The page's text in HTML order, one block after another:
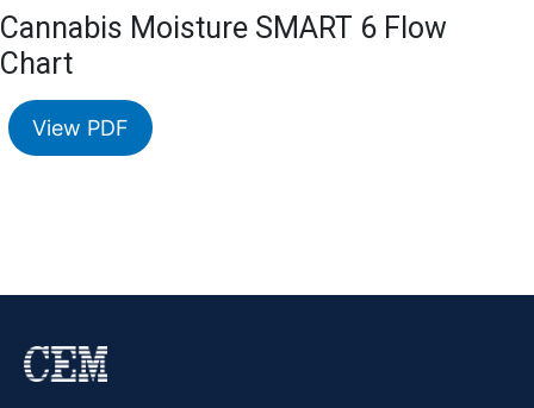
Cannabis Moisture SMART 6 Flow
Chart
View PDF